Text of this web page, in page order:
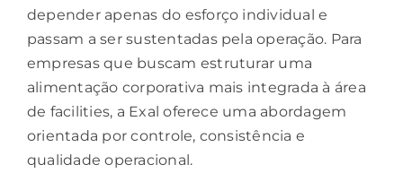
depender apenas do esforço individual e
passam a ser sustentadas pela operação. Para
empresas que buscam estruturar uma
alimentação corporativa mais integrada à área
de facilities, a Exal oferece uma abordagem
orientada por controle, consistência e
qualidade operacional.